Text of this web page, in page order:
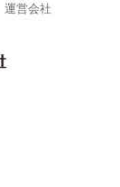
運営会社